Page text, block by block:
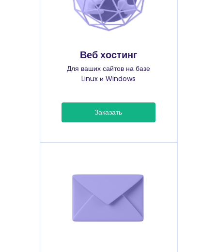
Веб хостинг
Для ваших сайтов на базе
Linux и Windows
Заказать